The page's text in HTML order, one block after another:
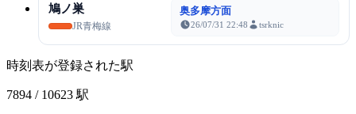
鳩ノ巣
JR青梅線
奥多摩方面
26/07/31 22:48 tsrknic
時刻表が登録された駅
7894 / 10623 駅